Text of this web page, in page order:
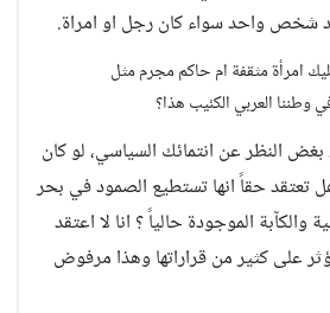
شخص واحد سواء كان رجل او امراة.
امرأة مثقفة ام حاكم مجرم مثل
وطننا العربي الكئيب هذا؟
بغض النظر عن انتمائك السياسي، لو كان
تعتقد حقاً انها تستطيع الصمود في بحر
والكآبة الموجودة حالياً ؟ انا لا اعتقد
على كثير من قراراتها وهذا مرفوض